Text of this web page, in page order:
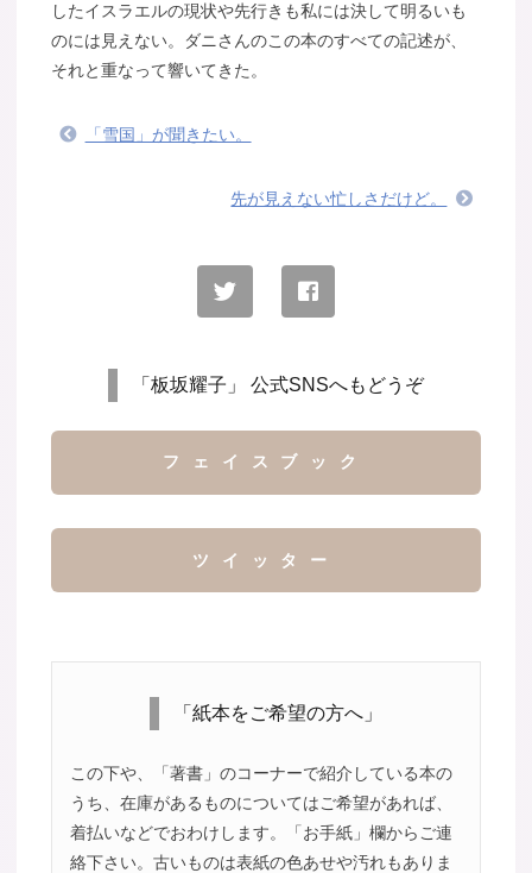
したイスラエルの現状や先行きも私には決して明るいも
のには見えない。ダニさんのこの本のすべての記述が、
それと重なって響いてきた。
「雪国」が聞きたい。
先が見えない忙しさだけど。
「板坂耀子」 公式SNSへもどうぞ
フェイスブック
ツイッター
「紙本をご希望の方へ」
この下や、「著書」のコーナーで紹介している本の
うち、在庫があるものについてはご希望があれば、
着払いなどでおわけします。「お手紙」欄からご連
絡下さい。古いものは表紙の色あせや汚れもありま